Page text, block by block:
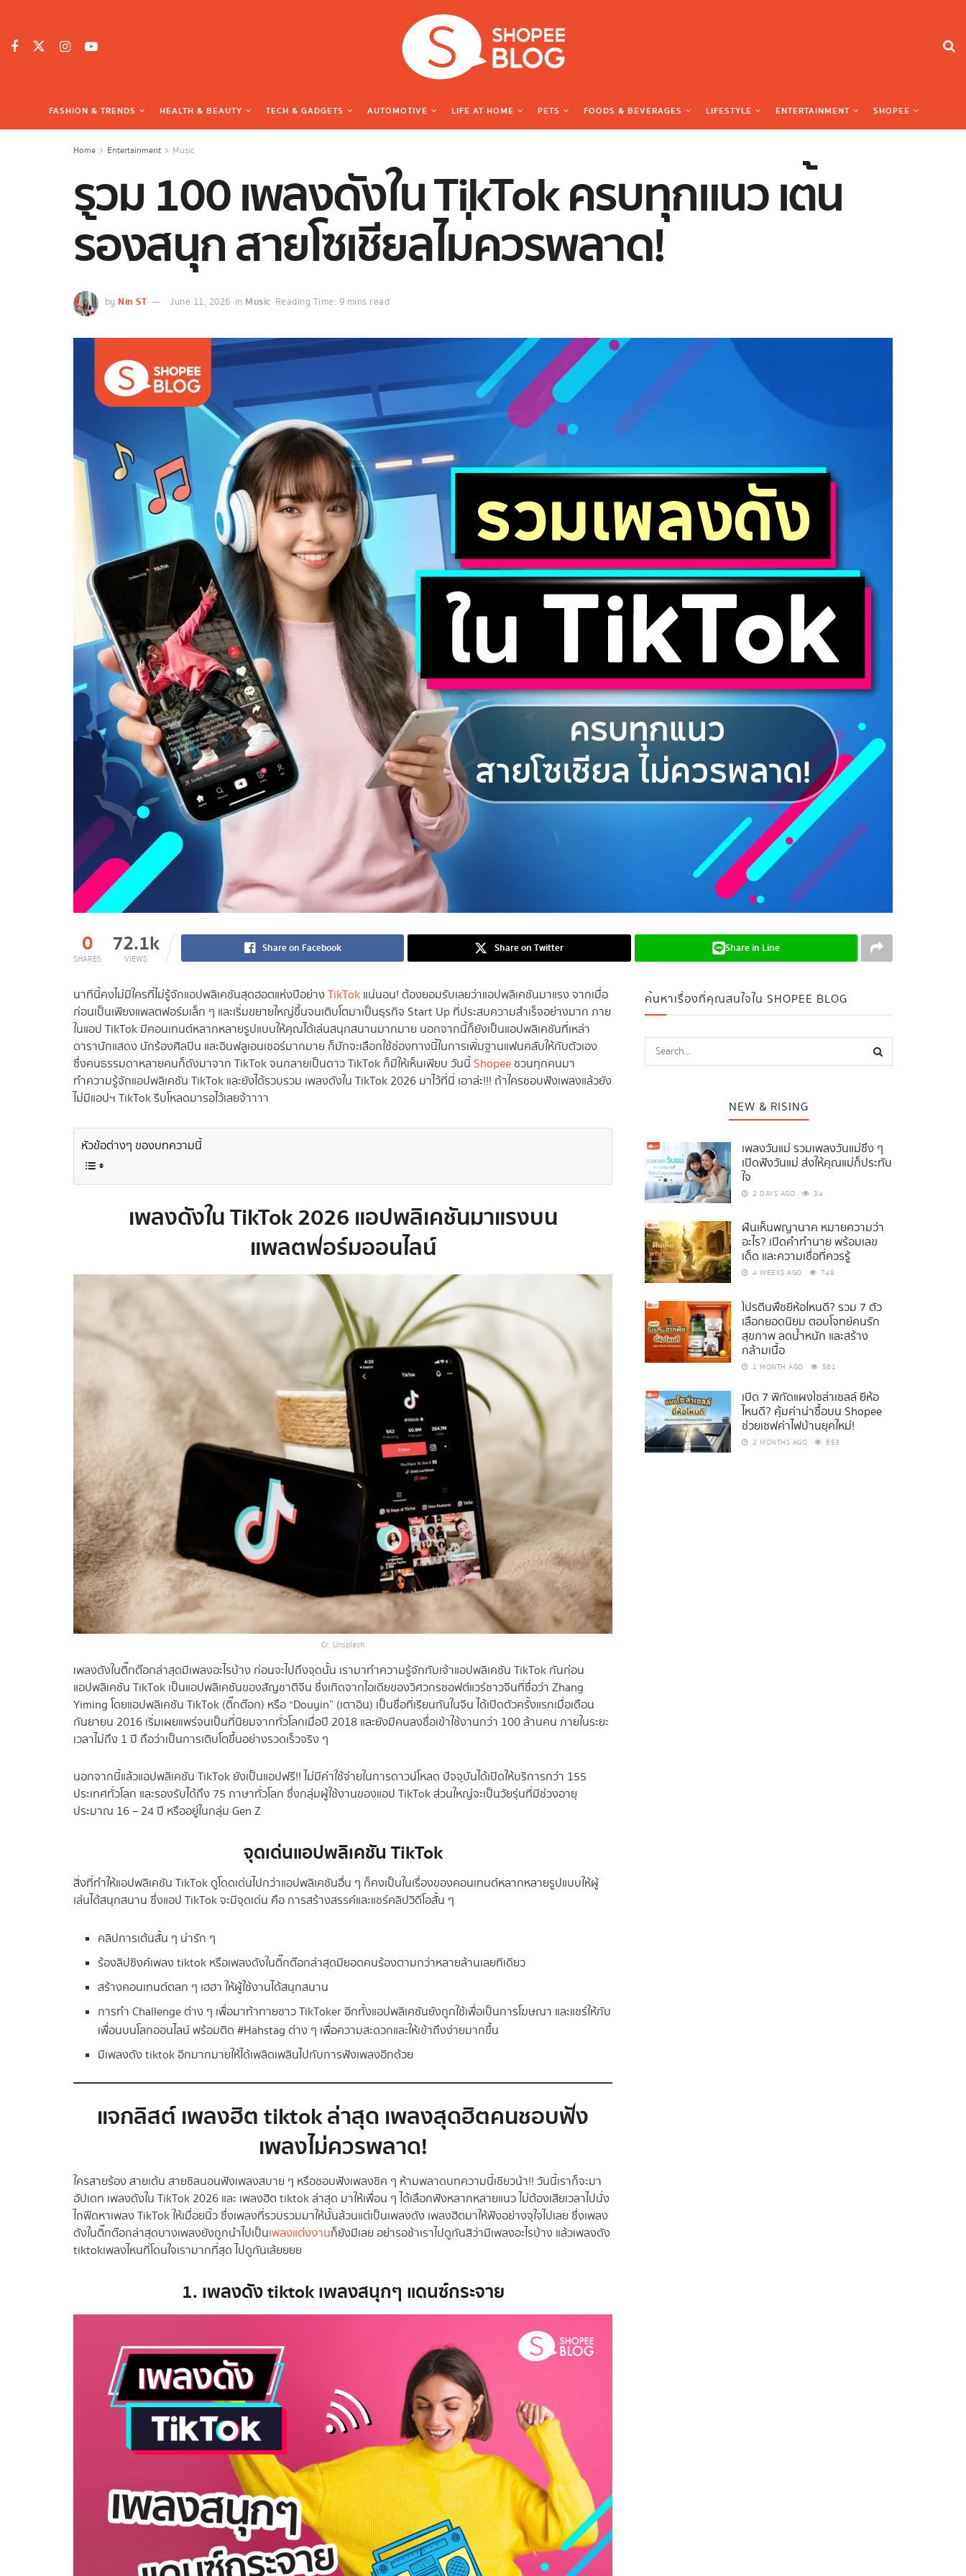
FASHION & TRENDS HEALTH & BEAUTY TECH & GADGETS AUTOMOTIVE LIFE AT HOME PETS FOODS & BEVERAGES LIFESTYLE ENTERTAINMENT SHOPEE
Home Entertainment Music
รวม 100เพลงดังใน TikTokครบทุกแนว เต้น
ร้องสนุก สายโซเชียลไม่ควรพลาด!
by Nin ST June 11, 2026 in Music Reading Time: 9 mins read
0
SHARES
72.1k
VIEWS
Share on Facebook Share on Twitter Share in Line
นาทีนี้คงไม่มีใครที่ไม่รู้จักแอปพลิเคชันสุดฮอตแห่งปีอย่างTikTok แน่นอน! ต้องยอมรับเลยว่าแอปพลิเคชันมาแรง จากเมื่อ
ก่อนเป็นเพียงแพลตฟอร์มเล็ก ๆ และเริ่มขยายใหญ่ขึ้นจนเติบโตมาเป็นธุรกิจ Start Up ที่ประสบความสำเร็จอย่างมาก ภาย
ในแอป TikTok มีคอนเทนต์หลากหลายรูปแบบให้คุณได้เล่นสนุกสนานมากมาย นอกจากนี้ก็ยังเป็นแอปพลิเคชันที่เหล่า
ดารานักแสดง นักร้องศิลปิน และอินฟลูเอนเซอร์มากมาย ก็มักจะเลือกใช้ช่องทางนี้ในการเพิ่มฐานแฟนคลับให้กับตัวเอง
ซึ่งคนธรรมดาหลายคนก็ดังมาจาก TikTok จนกลายเป็นดาว TikTok ก็มีให้เห็นเพียบ วันนี้ Shopee ชวนทุกคนมา
ทำความรู้จักแอปพลิเคชัน TikTok และยังได้รวบรวม เพลงดังใน TikTok 2026 มาไว้ที่นี่ เอาล่ะ!!! ถ้าใครชอบฟังเพลงแล้วยัง
ไม่มีแอปฯ TikTok รีบโหลดมารอไว้เลยจ้าาาา
หัวข้อต่างๆ ของบทความนี้
เพลงดังใน TikTok 2026 แอปพลิเคชันมาแรงบน
แพลตฟอร์มออนไลน์
Cr. Unsplash
เพลงดังในติ๊กต๊อกล่าสุดมีเพลงอะไรบ้าง ก่อนจะไปถึงจุดนั้น เรามาทำความรู้จักกับเจ้าแอปพลิเคชัน TikTok กันก่อน
แอปพลิเคชัน TikTok เป็นแอปพลิเคชันของสัญชาติจีน ซึ่งเกิดจากไอเดียของวิศวกรซอฟต์แวร์ชาวจีนที่ชื่อว่า Zhang
Yiming โดยแอปพลิเคชัน TikTok (ติ๊กต๊อก) หรือ “Douyin” (เตาอิน) เป็นชื่อที่เรียนกันในจีน ได้เปิดตัวครั้งแรกเมื่อเดือน
กันยายน 2016 เริ่มเผยแพร่จนเป็นที่นิยมจากทั่วโลกเมื่อปี 2018 และยังมีคนลงชื่อเข้าใช้งานกว่า 100 ล้านคน ภายในระยะ
เวลาไม่ถึง 1 ปี ถือว่าเป็นการเติบโตขึ้นอย่างรวดเร็วจริง ๆ
นอกจากนี้แล้วแอปพลิเคชัน TikTok ยังเป็นแอปฟรี!! ไม่มีค่าใช้จ่ายในการดาวน์โหลด ปัจจุบันได้เปิดให้บริการกว่า 155
ประเทศทั่วโลก และรองรับได้ถึง 75 ภาษาทั่วโลก ซึ่งกลุ่มผู้ใช้งานของแอป TikTok ส่วนใหญ่จะเป็นวัยรุ่นที่มีช่วงอายุ
ประมาณ 16 – 24 ปี หรืออยู่ในกลุ่ม Gen Z
จุดเด่นแอปพลิเคชัน TikTok
สิ่งที่ทำให้แอปพลิเคชัน TikTok ดูโดดเด่นไปกว่าแอปพลิเคชันอื่น ๆ ก็คงเป็นในเรื่องของคอนเทนต์หลากหลายรูปแบบให้ผู้
เล่นได้สนุกสนาน ซึ่งแอป TikTok จะมีจุดเด่น คือ การสร้างสรรค์และแชร์คลิปวิดีโอสั้น ๆ
คลิปการเต้นสั้น ๆ น่ารัก ๆ
ร้องลิปซิงค์เพลง tiktok หรือเพลงดังในติ๊กต๊อกล่าสุดมียอดคนร้องตามกว่าหลายล้านเลยทีเดียว
สร้างคอนเทนต์ตลก ๆ เฮฮา ให้ผู้ใช้งานได้สนุกสนาน
การทำ Challenge ต่าง ๆ เพื่อมาท้าทายชาว TikToker อีกทั้งแอปพลิเคชันยังถูกใช้เพื่อเป็นการโฆษณา และแชร์ให้กับ
เพื่อนบนโลกออนไลน์ พร้อมติด #Hahstag ต่าง ๆ เพื่อความสะดวกและให้เข้าถึงง่ายมากขึ้น
มีเพลงดัง tiktok อีกมากมายให้ได้เพลิดเพลินไปกับการฟังเพลงอีกด้วย
แจกลิสต์เพลงฮิต tiktok ล่าสุดเพลงสุดฮิตคนชอบฟัง
เพลงไม่ควรพลาด!
ใครสายร้อง สายเต้น สายชิลนอนฟังเพลงสบาย ๆ หรือชอบฟังเพลงชิค ๆ ห้ามพลาดบทความนี้เชียวน้า!! วันนี้เราก็จะมา
อัปเดท เพลงดังใน TikTok 2026 และ เพลงฮิต tiktok ล่าสุด มาให้เพื่อน ๆ ได้เลือกฟังหลากหลายแนว ไม่ต้องเสียเวลาไปนั่ง
ไถฟีดหาเพลง TikTok ให้เมื่อยนิ้ว ซึ่งเพลงที่รวบรวมมาให้นั้นล้วนแต่เป็นเพลงดัง เพลงฮิตมาให้ฟังอย่างจุใจไปเลย ซึ่งเพลง
ดังในติ๊กต๊อกล่าสุดบางเพลงยังถูกนำไปเป็นเพลงแต่งงานก็ยังมีเลย อย่ารอช้าเราไปดูกันสิว่ามีเพลงอะไรบ้าง แล้วเพลงดัง
tiktokเพลงไหนที่โดนใจเรามากที่สุด ไปดูกันเล้ยยยย
1. เพลงดัง tiktok เพลงสนุกๆ แดนซ์กระจาย
ค้นหาเรื่องที่คุณสนใจใน SHOPEE BLOG
NEW & RISING
เพลงวันแม่ รวมเพลงวันแม่ซึ้ง ๆ
เปิดฟังวันแม่ ส่งให้คุณแม่ก็ประทับ
ใจ
2 DAYS AGO 34
ฝันเห็นพญานาค หมายความว่า
อะไร? เปิดคำทำนาย พร้อมเลข
เด็ด และความเชื่อที่ควรรู้
4 WEEKS AGO 749
โปรตีนพืชยี่ห้อไหนดี? รวม 7 ตัว
เลือกยอดนิยม ตอบโจทย์คนรัก
สุขภาพ ลดน้ำหนัก และสร้าง
กล้ามเนื้อ
1 MONTH AGO 561
เปิด 7 พิกัดแผงโซล่าเซลล์ ยี่ห้อ
ไหนดี? คุ้มค่าน่าซื้อบน Shopee
ช่วยเซฟค่าไฟบ้านยุคใหม่!
2 MONTHS AGO 653